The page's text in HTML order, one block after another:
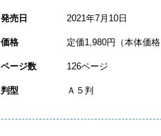
発売日 2021年7月10日
価格 定価1,980円（本体価
ページ数 126ページ
判型 Ａ５判